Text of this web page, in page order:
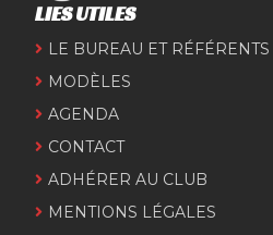
LIES UTILES
LE BUREAU ET RÉFÉRENTS
MODÈLES
AGENDA
CONTACT
ADHÉRER AU CLUB
MENTIONS LÉGALES